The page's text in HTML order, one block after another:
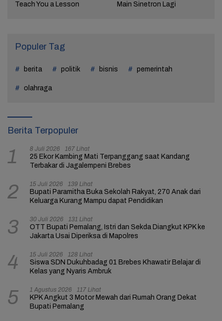
Teach You a Lesson
Main Sinetron Lagi
Populer Tag
berita politik bisnis pemerintah
olahraga
Berita Terpopuler
1 8 Juli 2026 167 Lihat
25 Ekor Kambing Mati Terpanggang saat Kandang
Terbakar di Jagalempeni Brebes
2 15 Juli 2026 139 Lihat
Bupati Paramitha Buka Sekolah Rakyat, 270 Anak dari
Keluarga Kurang Mampu dapat Pendidikan
3 30 Juli 2026 131 Lihat
OTT Bupati Pemalang, Istri dan Sekda Diangkut KPK ke
Jakarta Usai Diperiksa di Mapolres
4 15 Juli 2026 128 Lihat
Siswa SDN Dukuhbadag 01 Brebes Khawatir Belajar di
Kelas yang Nyaris Ambruk
5 1 Agustus 2026 117 Lihat
KPK Angkut 3 Motor Mewah dari Rumah Orang Dekat
Bupati Pemalang